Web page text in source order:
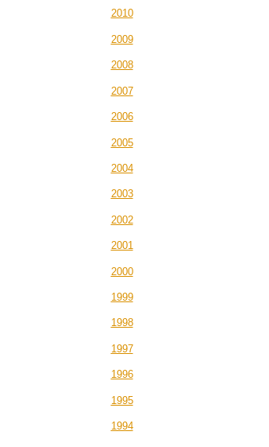
2010
2009
2008
2007
2006
2005
2004
2003
2002
2001
2000
1999
1998
1997
1996
1995
1994